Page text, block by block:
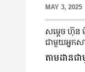
MAY 3, 2025
សម្តេច ហ៊ុន
ជាមួយអ្នក
តាមដាន